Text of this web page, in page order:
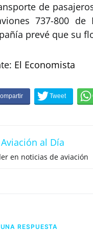
de
737-800
prevé que su
El Economista
Aviación al Día
en noticias de aviación
RESPUESTA